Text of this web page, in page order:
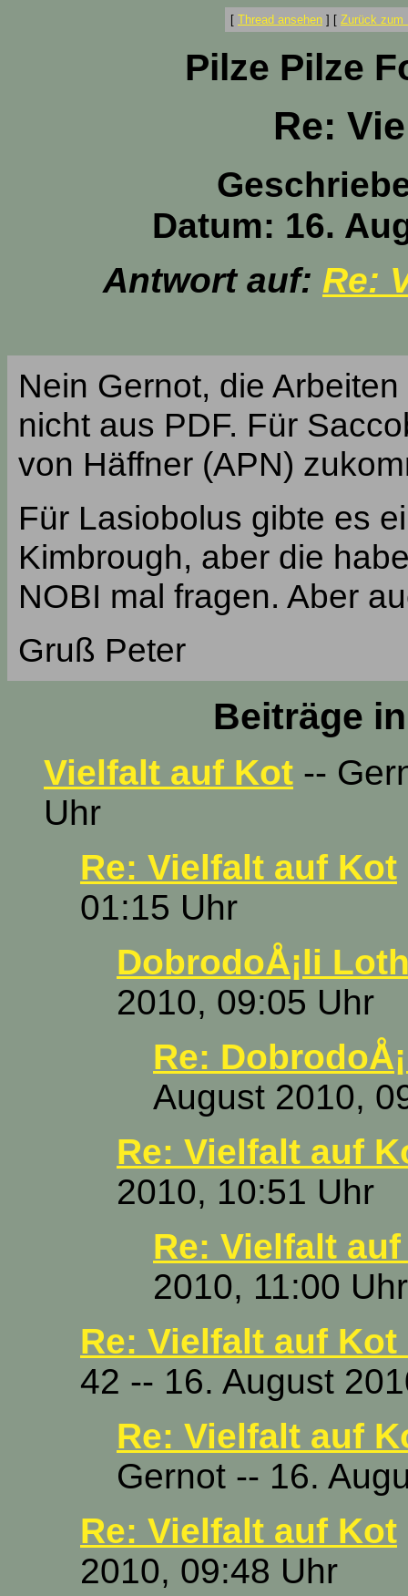
[ Thread ansehen ] [ Zurück zum
Pilze Pilze
Re:
Datum: 16.
Antwort auf: Re:
Nein Gernot, die
nicht aus PDF. Für
von Häffner (APN)
Für Lasiobolus gibte es
Kimbrough, aber die
NOBI mal fragen. Aber
Gruß Peter
Beiträge
Vielfalt auf Kot --
Uhr
Re: Vielfalt auf Kot
01:15 Uhr
DobrodoÅ¡li
2010, 09:05 Uhr
Re:
August 2010,
Re: Vielfalt auf
2010, 10:51 Uhr
Re: Vielfalt
2010, 11:00 Uhr
Re: Vielfalt auf
42 -- 16. August
Re: Vielfalt auf
Gernot -- 16.
Re: Vielfalt auf Kot
2010, 09:48 Uhr